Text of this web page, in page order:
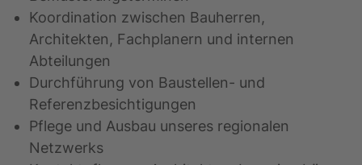
Koordination zwischen Bauherren,
Architekten, Fachplanern und internen
Abteilungen
Durchführung von Baustellen- und
Referenzbesichtigungen
Pflege und Ausbau unseres regionalen
Netzwerks